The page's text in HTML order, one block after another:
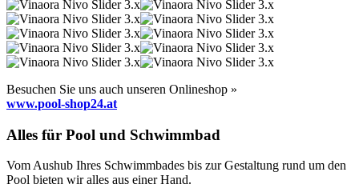
Besuchen Sie uns auch unseren Onlineshop »
www.pool-shop24.at
Alles für Pool und Schwimmbad
Vom Aushub Ihres Schwimmbades bis zur Gestaltung rund um den
Pool bieten wir alles aus einer Hand.